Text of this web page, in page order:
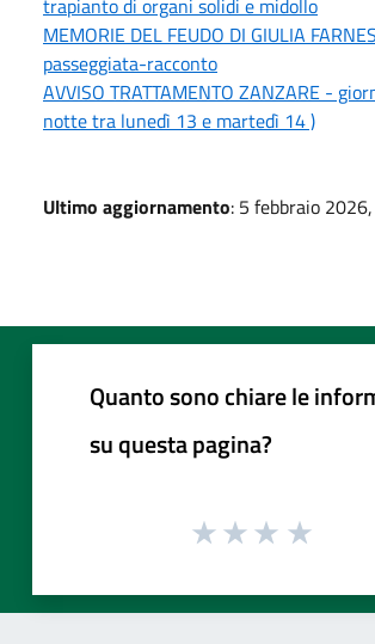
MEMORIE DEL FEUDO DI GIULIA
passeggiata-racconto
AVVISO TRATTAMENTO ZANZARE -
notte tra lunedì 13 e martedì 14 )
Ultimo aggiornamento: 5 febbraio
Quanto sono chiare le
su questa pagina?